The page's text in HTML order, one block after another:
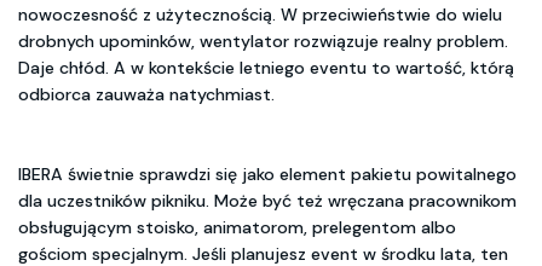
nowoczesność z użytecznością. W przeciwieństwie do wielu
drobnych upominków, wentylator rozwiązuje realny problem.
Daje chłód. A w kontekście letniego eventu to wartość, którą
odbiorca zauważa natychmiast.
IBERA świetnie sprawdzi się jako element pakietu powitalnego
dla uczestników pikniku. Może być też wręczana pracownikom
obsługującym stoisko, animatorom, prelegentom albo
gościom specjalnym. Jeśli planujesz event w środku lata, ten